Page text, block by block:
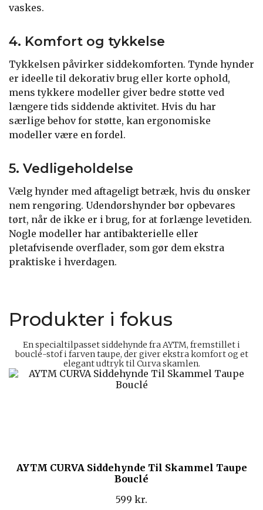
vaskes.
4. Komfort og tykkelse
Tykkelsen påvirker siddekomforten. Tynde hynder
er ideelle til dekorativ brug eller korte ophold,
mens tykkere modeller giver bedre støtte ved
længere tids siddende aktivitet. Hvis du har
særlige behov for støtte, kan ergonomiske
modeller være en fordel.
5. Vedligeholdelse
Vælg hynder med aftageligt betræk, hvis du ønsker
nem rengøring. Udendørshynder bør opbevares
tørt, når de ikke er i brug, for at forlænge levetiden.
Nogle modeller har antibakterielle eller
pletafvisende overflader, som gør dem ekstra
praktiske i hverdagen.
Produkter i fokus
AYTM CURVA Siddehynde Til Skammel Taupe
Bouclé
En specialtilpasset siddehynde fra AYTM, fremstillet i
bouclé-stof i farven taupe, der giver ekstra komfort og et
elegant udtryk til Curva skamlen.
599 kr.